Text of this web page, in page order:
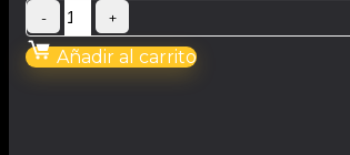
Añadir al carrito